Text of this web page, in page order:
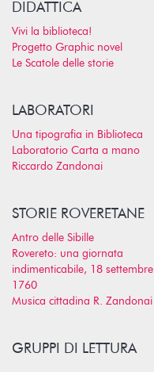
DIDATTICA
Vivi la biblioteca!
Progetto Graphic novel
Le Scatole delle storie
LABORATORI
Una tipografia in Biblioteca
Laboratorio Carta a mano
Riccardo Zandonai
STORIE ROVERETANE
Antro delle Sibille
Rovereto: una giornata
indimenticabile, 18 settembre
1760
Musica cittadina R. Zandonai
GRUPPI DI LETTURA